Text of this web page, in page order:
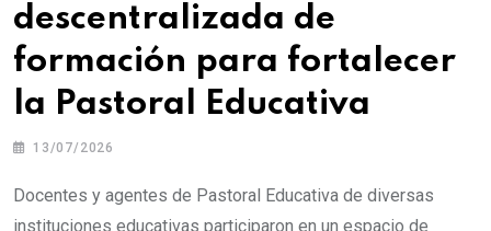
descentralizada de
formación para fortalecer
la Pastoral Educativa
13/07/2026
Docentes y agentes de Pastoral Educativa de diversas
instituciones educativas participaron en un espacio de